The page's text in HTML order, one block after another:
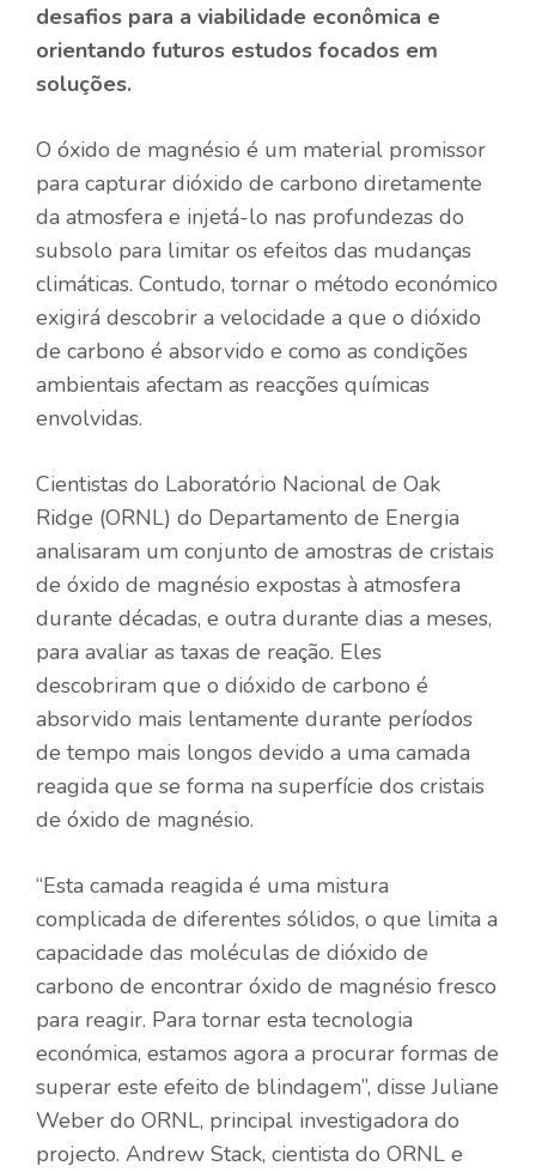
desafios para a viabilidade econômica e
orientando futuros estudos focados em
soluções.
O óxido de magnésio é um material promissor
para capturar dióxido de carbono diretamente
da atmosfera e injetá-lo nas profundezas do
subsolo para limitar os efeitos das mudanças
climáticas. Contudo, tornar o método económico
exigirá descobrir a velocidade a que o dióxido
de carbono é absorvido e como as condições
ambientais afectam as reacções químicas
envolvidas.
Cientistas do Laboratório Nacional de Oak
Ridge (ORNL) do Departamento de Energia
analisaram um conjunto de amostras de cristais
de óxido de magnésio expostas à atmosfera
durante décadas, e outra durante dias a meses,
para avaliar as taxas de reação. Eles
descobriram que o dióxido de carbono é
absorvido mais lentamente durante períodos
de tempo mais longos devido a uma camada
reagida que se forma na superfície dos cristais
de óxido de magnésio.
“Esta camada reagida é uma mistura
complicada de diferentes sólidos, o que limita a
capacidade das moléculas de dióxido de
carbono de encontrar óxido de magnésio fresco
para reagir. Para tornar esta tecnologia
económica, estamos agora a procurar formas de
superar este efeito de blindagem”, disse Juliane
Weber do ORNL, principal investigadora do
projecto. Andrew Stack, cientista do ORNL e